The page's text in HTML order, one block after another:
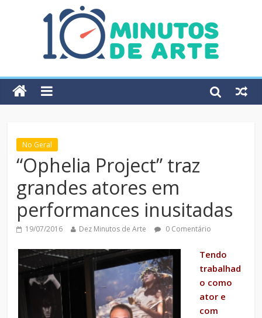
No Geral
“Ophelia Project” traz
grandes atores em
performances inusitadas
19/07/2016 Dez Minutos de Arte 0 Comentário
Tendo
trabalhad
o como
ator e
com